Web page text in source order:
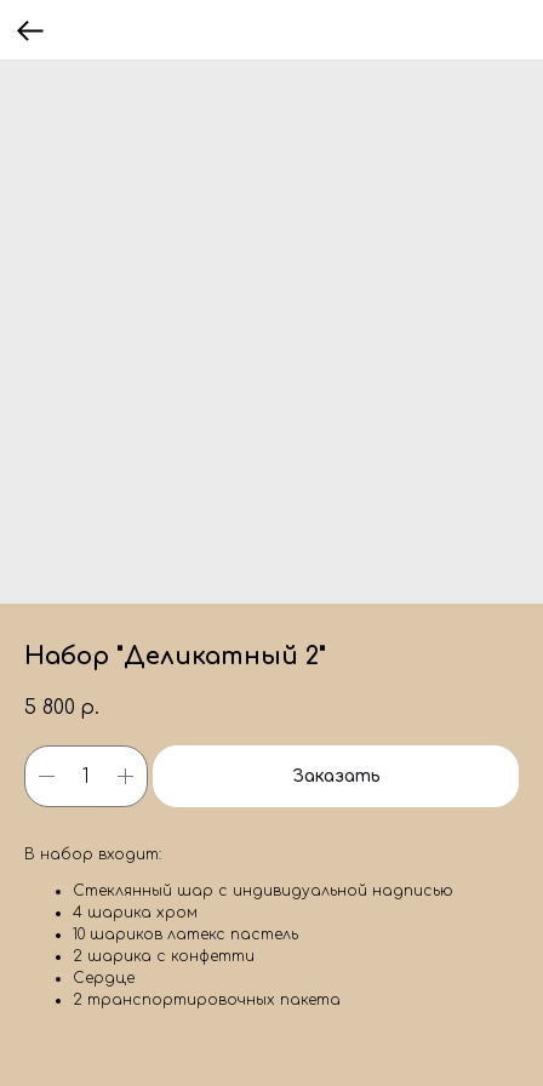
Набор "Деликатный 2"
5 800 р.
Заказать
В набор входит:
Стеклянный шар с индивидуальной надписью
4 шарика хром
10 шариков латекс пастель
2 шарика с конфетти
Сердце
2 транспортировочных пакета